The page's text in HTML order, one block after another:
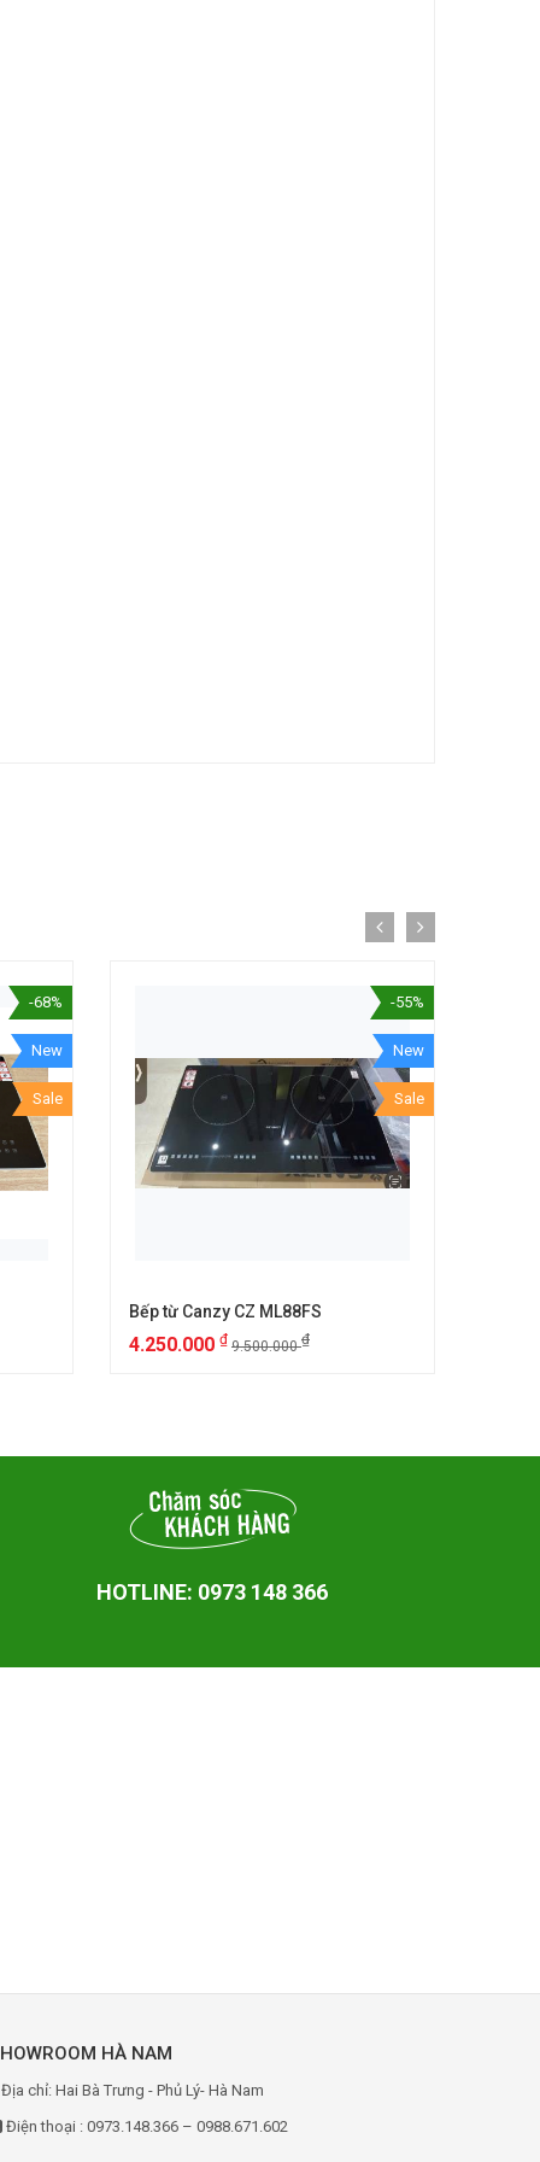
-68%
New
Sale
-55%
New
Sale
Bếp từ Canzy CZ ML88FS
4.250.000 ₫ 9.500.000₫
HOTLINE: 0973 148 366
HÀ NAM
chỉ: Hai Bà Trưng - Phủ Lý- Hà Nam
Điện thoại : 0973.148.366 – 0988.671.602